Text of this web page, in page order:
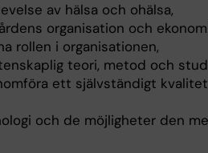
av hälsa och ohälsa,
organisation och
rollen i organisationen,
teori, metod och
ett självständigt
och de möjligheter den